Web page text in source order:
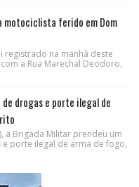
ferido em Dom
registrado na manhã deste
a Rua Marechal Deodoro,
drogas e porte ilegal de
a Brigada Militar prendeu um
porte ilegal de arma de fogo,